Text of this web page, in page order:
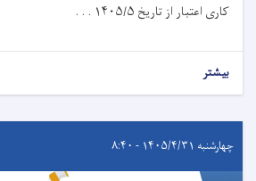
کاری اعتبار از تاریخ ۱۴۰۵/۵ . . .
بیشتر
چهارشنبه ۱۴۰۵/۴/۳۱ - ۸:۴۰